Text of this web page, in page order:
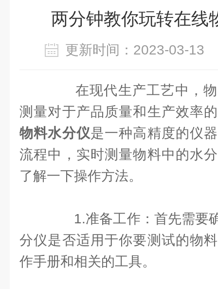
两分钟教你玩转在线
更新时间：2023-03-
在现代生产工艺中，物
测量对于产品质量和生产效率
物料水分仪是一种高精度的仪
流程中，实时测量物料中的水
了解一下操作方法。
1.准备工作：首先需要
分仪是否适用于你要测试的物
作手册和相关的工具。